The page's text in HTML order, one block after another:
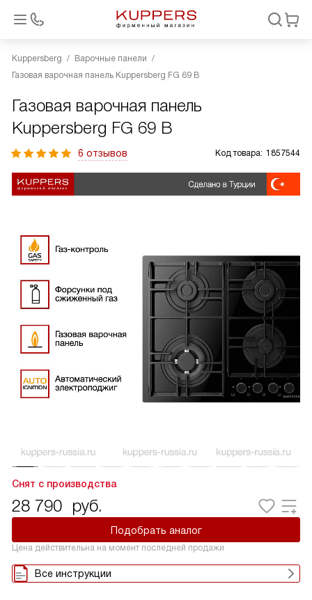
Kuppersberg
Варочные панели
Газовая варочная панель Kuppersberg FG 69 B
Газовая варочная панель
Kuppersberg FG 69 B
6 отзывов Код товара: 1857544
Снят с производства
28 790 руб.
Подобрать аналог
Цена действительна на момент последней продажи
Все инструкции